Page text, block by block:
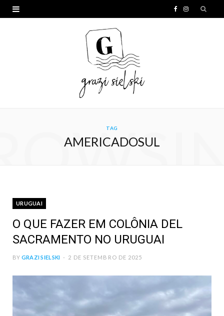
I
TAG
AMERICADOSUL
URUGUAI
O QUE FAZER EM COLÔNIA DEL
SACRAMENTO NO URUGUAI
BY GRAZI SIELSKI 2 DE SETEMBRO DE 2025